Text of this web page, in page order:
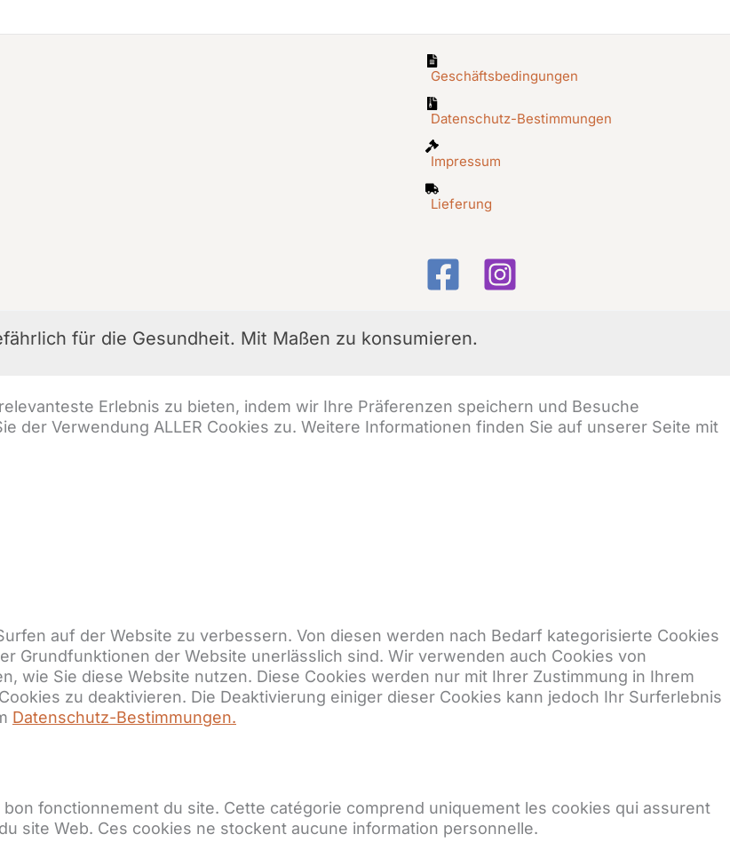
Geschäftsbedingungen
Datenschutz-Bestimmungen
Impressum
Lieferung
für die Gesundheit. Mit Maßen zu konsumieren.
Erlebnis zu bieten, indem wir Ihre Präferenzen speichern und Besuche
der Verwendung ALLER Cookies zu. Weitere Informationen finden Sie auf unserer Seite mit
auf der Website zu verbessern. Von diesen werden nach Bedarf kategorisierte Cookies
Grundfunktionen der Website unerlässlich sind. Wir verwenden auch Cookies von
wie Sie diese Website nutzen. Diese Cookies werden nur mit Ihrer Zustimmung in Ihrem
zu deaktivieren. Die Deaktivierung einiger dieser Cookies kann jedoch Ihr Surferlebnis
Datenschutz-Bestimmungen.
fonctionnement du site. Cette catégorie comprend uniquement les cookies qui assurent
site Web. Ces cookies ne stockent aucune information personnelle.